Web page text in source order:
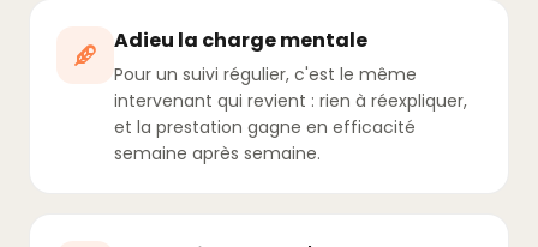
Adieu la charge mentale
Pour un suivi régulier, c'est le même
intervenant qui revient : rien à réexpliquer,
et la prestation gagne en efficacité
semaine après semaine.